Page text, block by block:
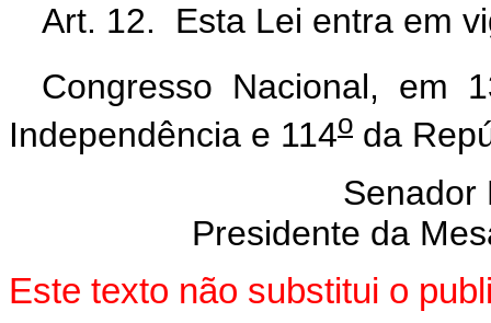
Art. 12. Esta Lei entra em
Congresso Nacional, em
Independência e 114o da
Senador
Presidente da
Este texto não substitui o